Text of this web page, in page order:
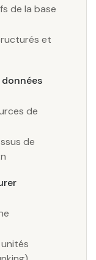
de la base
et
de
de